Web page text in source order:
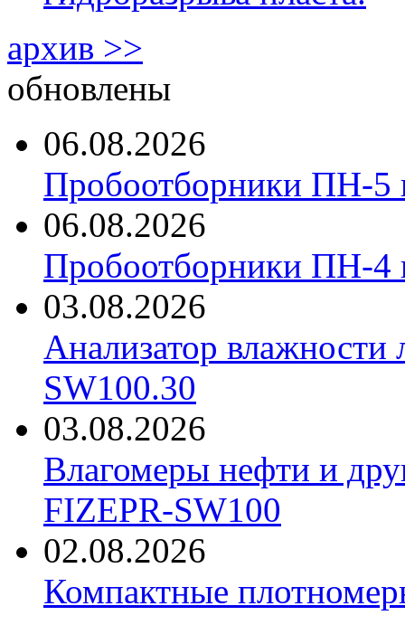
архив >>
обновлены
06.08.2026
Пробоотборники ПН-
06.08.2026
Пробоотборники ПН-
03.08.2026
Анализатор
SW100.30
03.08.2026
Влагомеры нефти и
FIZEPR-SW100
02.08.2026
Компактные